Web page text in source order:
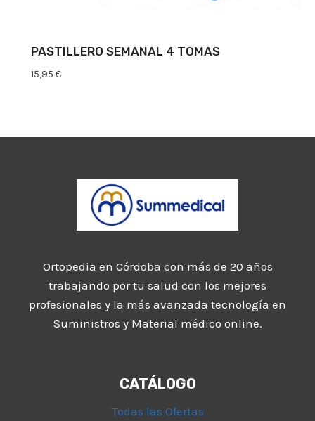
PASTILLERO SEMANAL 4 TOMAS
15,95 €
Ortopedia en Córdoba con más de 20 años
trabajando por tu salud con los mejores
profesionales y la más avanzada tecnología en
Suministros y Material médico online.
CATÁLOGO
Todas las Ofertas